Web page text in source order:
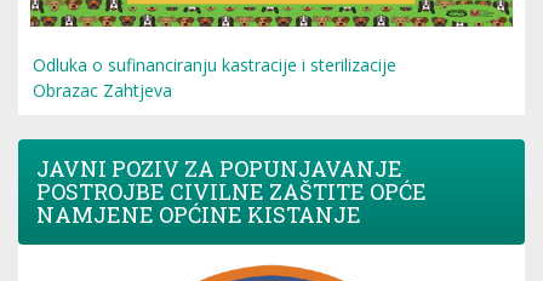
Odluka o sufinanciranju kastracije i sterilizacije
Obrazac Zahtjeva
JAVNI POZIV ZA POPUNJAVANJE
POSTROJBE CIVILNE ZAŠTITE OPĆE
NAMJENE OPĆINE KISTANJE